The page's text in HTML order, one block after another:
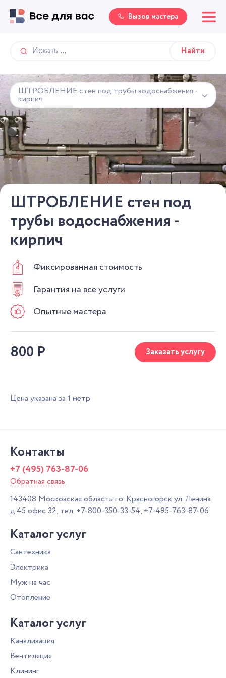
Вызов мастера
ШТРОБЛЕНИЕ стен под трубы водоснабжения -
кирпич
ШТРОБЛЕНИЕ стен под
трубы водоснабжения -
кирпич
Фиксированная стоимость
Гарантия на все услуги
Опытные мастера
800 Р Заказать услугу
Цена указана за 1 метр
Контакты
+7 (495) 763-87-06
Обратная связь
143408 Московская область г.о. Красногорск ул. Ленина
д.45 офис 32, тел. +7-800-350-33-54, +7-495-763-87-06
Каталог услуг
Сантехника
Электрика
Муж на час
Отопление
Каталог услуг
Канализация
Вентиляция
Клининг